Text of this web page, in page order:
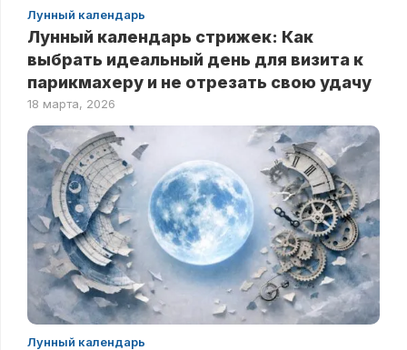
Лунный календарь
Лунный календарь стрижек: Как
выбрать идеальный день для визита к
парикмахеру и не отрезать свою удачу
18 марта, 2026
Лунный календарь